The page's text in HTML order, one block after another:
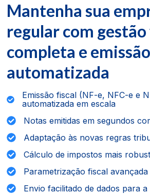
Mantenha sua
regular com gestão
completa e
automatizada
Emissão fiscal (NF-e, NFC-e e
automatizada em escala
Notas emitidas em segundos
Adaptação às novas regras
Cálculo de impostos mais
Parametrização fiscal avançada
Envio facilitado de dados para